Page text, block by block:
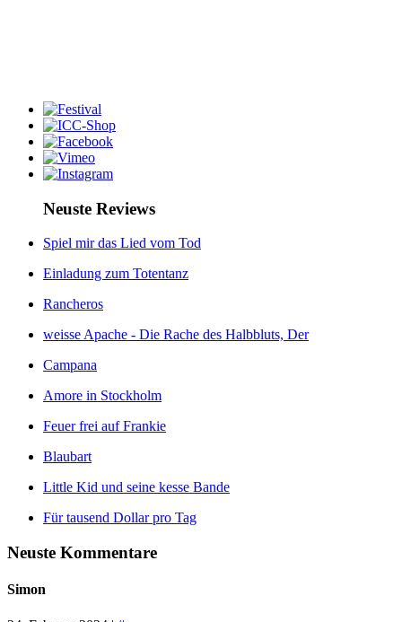
Neuste Reviews
Spiel mir das Lied vom Tod
Einladung zum Totentanz
Rancheros
weisse Apache - Die Rache des Halbbluts, Der
Campana
Amore in Stockholm
Feuer frei auf Frankie
Blaubart
Little Kid und seine kesse Bande
Für tausend Dollar pro Tag
Neuste Kommentare
Simon